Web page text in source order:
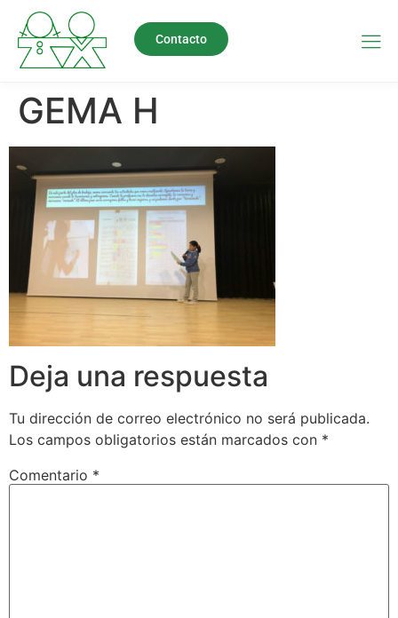
Contacto
GEMA H
Deja una respuesta
Tu dirección de correo electrónico no será publicada.
Los campos obligatorios están marcados con *
Comentario *